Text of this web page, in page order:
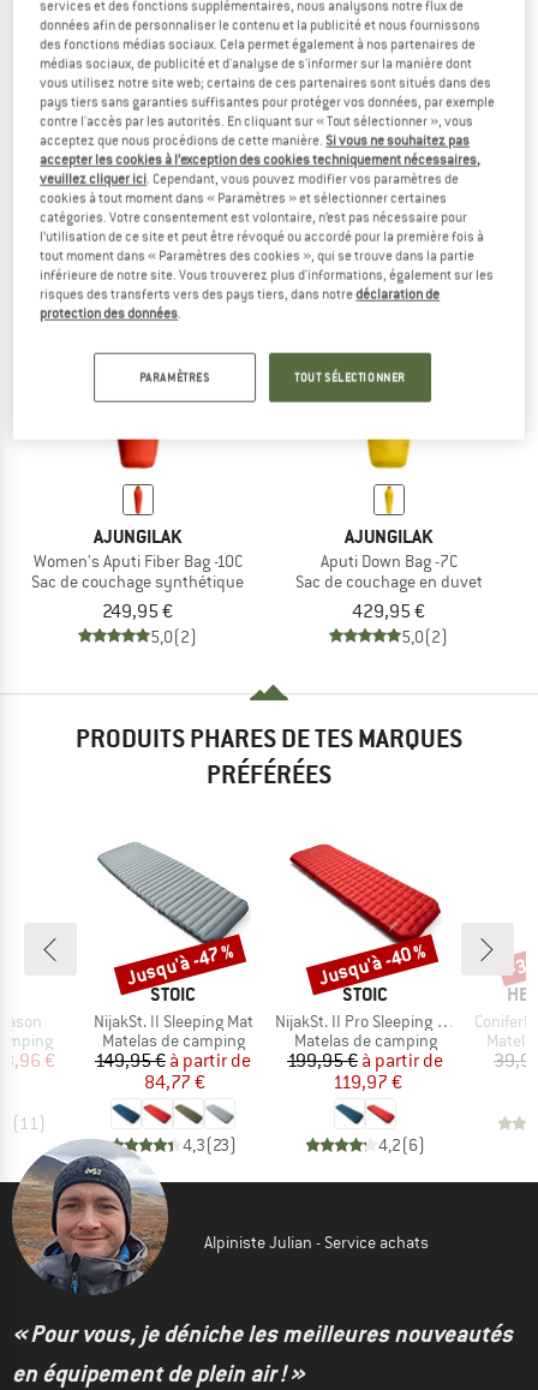
AJUNGILAK
Aputi Fiber Bag -7C
Sac de couchage synthétique
249,95 €199,96 €
4,3(3)
AJUNGILAK
Women's Aputi Down Bag -10C
Sac de couchage en duvet
429,95 €
5,0(2)
AJUNGILAK
Women's Aputi Fiber Bag -10C
Sac de couchage synthétique
249,95 €
5,0(2)
AJUNGILAK
Aputi Down Bag -7C
Sac de couchage en duvet
429,95 €
5,0(2)
PRODUITS PHARES DE TES MARQUES
PRÉFÉRÉES
réduit
€
(11)
MARQUE
STOIC
Article
NijakSt. II Sleeping Mat
Product group
Matelas de camping
Prix
149,95 € Prix réduit
à partir de
84,77 €
4,3(23)
Remise
Jusqu'à -47 %
MARQUE
STOIC
Article
NijakSt. II Pro Sleeping Mat
Product group
Matelas de camping
Prix
199,95 € Prix réduit
à partir de
119,97 €
4,2(6)
Remise
Jusqu'à -40 %
Article
-
Alpiniste Julian - Service achats
« Pour vous, je déniche les meilleures nouveautés
en équipement de plein air ! »
services et des fonctions supplémentaires, nous analysons notre flux de
données afin de personnaliser le contenu et la publicité et nous fournissons
des fonctions médias sociaux. Cela permet également à nos partenaires de
médias sociaux, de publicité et d'analyse de s'informer sur la manière dont
vous utilisez notre site web; certains de ces partenaires sont situés dans des
pays tiers sans garanties suffisantes pour protéger vos données, par exemple
contre l'accès par les autorités. En cliquant sur « Tout sélectionner », vous
acceptez que nous procédions de cette manière.Si vous ne souhaitez pas
accepter les cookies à l’exception des cookies techniquement nécessaires,
veuillez cliquer ici. Cependant, vous pouvez modifier vos paramètres de
cookies à tout moment dans « Paramètres » et sélectionner certaines
catégories. Votre consentement est volontaire, n’est pas nécessaire pour
l’utilisation de ce site et peut être révoqué ou accordé pour la première fois à
tout moment dans « Paramètres des cookies », qui se trouve dans la partie
inférieure de notre site. Vous trouverez plus d'informations, également sur les
risques des transferts vers des pays tiers, dans notredéclaration de
protection des données.
PARAMÈTRES TOUT SÉLECTIONNER